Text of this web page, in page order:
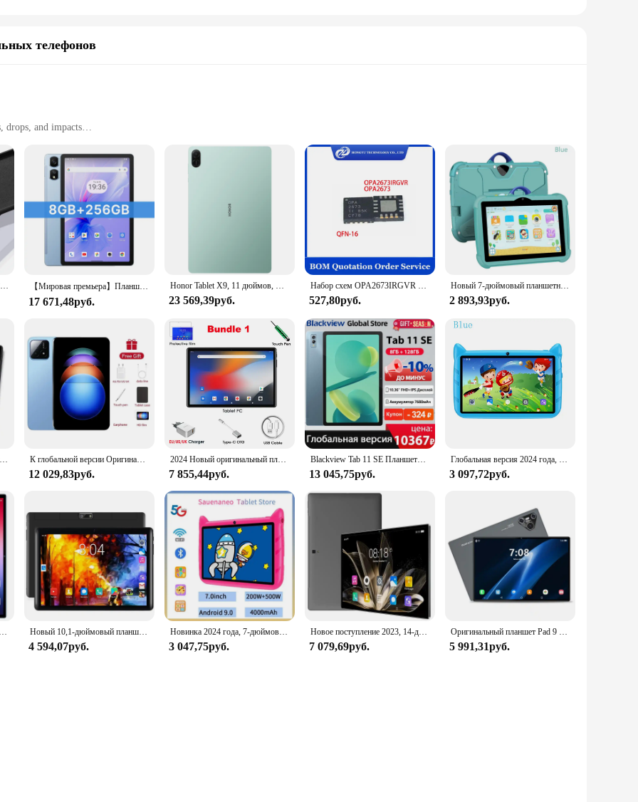
телефонов
drops, and impacts
Note 9S perfectly
accessory for anyone looking to safeguard their device from the rigors of daily life. Crafted from a robust blend of high-quality plastic
scratches, drops, and impacts. Its sleek, modern design features a matte finish that not only looks stylish but also provides a secure grip,
activities, this case is designed to keep up with your lifestyle. Its precise dimensions are tailored to fit the Xiaomi Redmi Note 9S
accessible. The case's lightweight nature adds minimal bulk to your device, allowing you to carry it comfortably in your pocket or bag
a reliable accessory but also a smart investment for those looking to resell or distribute smartphone cases. Its compatibility with the
of this popular smartphone model. The case's design is thoughtfully considered, with the user in mind, providing a balance between
Redmi Note 9S owner's collection, offering both style and substance.
Для XiaoMi RedMi Note 9 9s Pro 10 11 11S 10s 10T 9T 8 8T 7 Pro 9A 9C 10C Poco X3 F3 Мягкий однотонный чехол Candy Cover Жидкий силиконовый чехол 【Мировая премьера】Планшет Blackview Tab 16 Pro 2024 года выпуска, 8 ГБ + 256 ГБ, 11-дюймовый дисплей FHD+, Android 14, Widevine L1, аккумулятор емкостью 7700 мАч
17 671,48руб.
Honor Tablet X9, 11 дюймов, WIFI, восьмиядерный процессор Snapdragon 680, 8300 мАч, цельнометаллический корпус
23 569,39руб.
Набор схем OPA2673IRGVR OPA2673, набор микросхем OPA2673IRGVT, OPA2673IRGVT IC OPAMP, чипсет КФА 2, 16VQFN, в наличии, 5 - 10 шт.
527,80руб.
Новый 7-дюймовый планшетный ПК с Wi-Fi 5G для детей, лучшие подарки, Android, детские игры, образовательные обучающие планшеты, четырехъядерный процессор, 4 ГБ ОЗУ, 64 ГБ
2 893,93руб.
Лидер продаж 10-дюймовый планшет RCT6 Android 10, 2 ГБ ОЗУ + 32 ГБ/16 ГБ ПЗУ, четырехъядерный IPS-экран MT8167, двойная камера с Wi-Fi К глобальной версии Оригинальный планшет Xioami Pad 6S Pro 11 дюймов HD 4K Android 14 16 ГБ + 1 Т 20000 мАч 5G Dual SIM Bluetooth WiFi GPS
12 029,83руб.
2024 Новый оригинальный планшет Global Pad 4G LTE, восьмиядерный планшетный ПК Android 12, компьютер, двойная SIM-карта, телефонный звонок, WIFI, Bluetooth
7 855,44руб.
Blackview Tab 11 SE Планшеты 10,36-дюймовый дисплей FHD Unisoc T606 Восьмиядерный процессор Dual 4G LET GPS 8 ГБ ОЗУ 128 ГБ ПЗУ Android 12 Планшетов ПК
13 045,75руб.
Глобальная версия 2024 года, 7-дюймовые детские планшеты, четырехъядерный процессор, 4 ГБ ОЗУ, 64 ГБ ПЗУ, Android, обучающий образовательный планшет, двойная камера, 4000 мАч
3 097,72руб.
Для новых 10,1-дюймовых планшетов, восьмиядерный телефонный звонок 3G, две SIM-карты, две камеры, 4 + 64 ГБ, Android 11, Google Play, Wi-Fi, Bluetooth, глобальный Новый 10,1-дюймовый планшетный ПК Android Google Play с двумя камерами Восьмиядерный процессор с двумя SIM-картами Телефонные вызовы Планшеты Bluetooth Wi-Fi 4 ГБ ОЗУ 64 ГБ
4 594,07руб.
Новинка 2024 года, 7-дюймовый детский планшет с Wi-Fi, четырехъядерный процессор, 4 ГБ ОЗУ, 64 ГБ ПЗУ, игра, образование, детский подарок, Android 9,0
3 047,75руб.
Новое поступление 2023, 14-дюймовый 10-ядерный планшет Android 13,0, Google Play, Двойная сеть 4G/телефон, GPS, Bluetooth, WiFi, планшеты, 16 ГБ ОЗУ, 1 ТБ ПЗУ
7 079,69руб.
Оригинальный планшет Pad 9 Pro 10,1 дюйма Android 13 Snapdragon 8gen2 Xioami Global 16 ГБ + 1024 ГБ 10000 мАч 5G Dual SIM WIFI HD-экран
5 991,31руб.